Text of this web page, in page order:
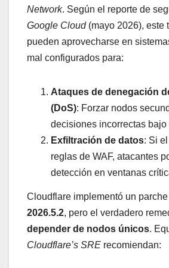
Network. Según el reporte de
Google Cloud(mayo 2026), este
pueden aprovecharse en
mal configurados para:
Ataques de denegación
(DoS): Forzar nodos
decisiones incorrectas bajo
Exfiltración de datos: Si el
reglas de WAF, atacantes
detección en ventanas
Cloudflare implementó un
2026.5.2, pero el verdadero
depender de nodos únicos.
Cloudflare’s SRE recomiendan: